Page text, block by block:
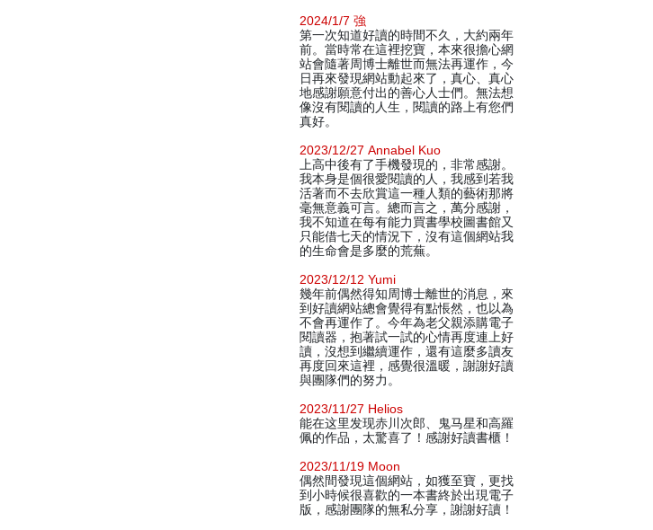
2024/1/7 強
第一次知道好讀的時間不久，大約兩年
前。當時常在這裡挖寶，本來很擔心網
站會隨著周博士離世而無法再運作，今
日再來發現網站動起來了，真心、真心
地感謝願意付出的善心人士們。無法想
像沒有閱讀的人生，閱讀的路上有您們
真好。
2023/12/27 Annabel Kuo
上高中後有了手機發現的，非常感謝。
我本身是個很愛閱讀的人，我感到若我
活著而不去欣賞這一種人類的藝術那將
毫無意義可言。總而言之，萬分感謝，
我不知道在每有能力買書學校圖書館又
只能借七天的情況下，沒有這個網站我
的生命會是多麼的荒蕪。
2023/12/12 Yumi
幾年前偶然得知周博士離世的消息，來
到好讀網站總會覺得有點悵然，也以為
不會再運作了。今年為老父親添購電子
閱讀器，抱著試一試的心情再度連上好
讀，沒想到繼續運作，還有這麼多讀友
再度回來這裡，感覺很溫暖，謝謝好讀
與團隊們的努力。
2023/11/27 Helios
能在这里发现赤川次郎、鬼马星和高羅
佩的作品，太驚喜了！感謝好讀書櫃！
2023/11/19 Moon
偶然間發現這個網站，如獲至寶，更找
到小時候很喜歡的一本書終於出現電子
版，感謝團隊的無私分享，謝謝好讀！